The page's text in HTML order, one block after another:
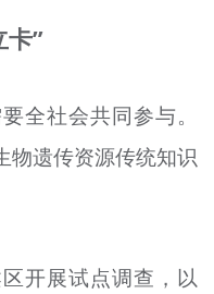
卡”
全社会共同参与。
物遗传资源传统知识
开展试点调查，以